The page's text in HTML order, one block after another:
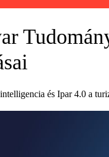
és Ipar 4.0 a